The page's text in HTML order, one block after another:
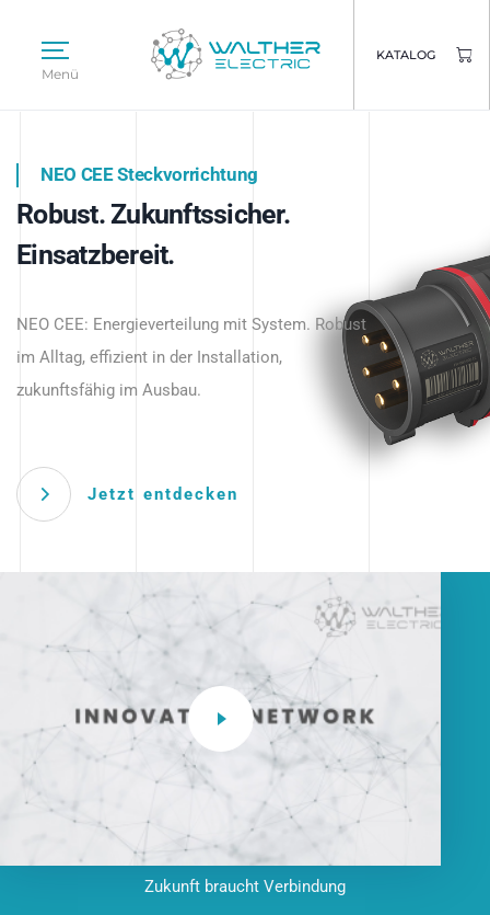
Menü
KATALOG
Intelligente Stromverteilung
beginnt hier.
NEO CEE Steckvorrichtung
Robust. Zukunftssicher.
Einsatzbereit.
NEO CEE: Energieverteilung mit System. Robust
im Alltag, effizient in der Installation,
zukunftsfähig im Ausbau.
Jetzt entdecken
Intelligenz trifft Energie.
Anwendungen – robust, IP-geschützt und
zukunftsfähig.
Zukunft braucht Verbindung